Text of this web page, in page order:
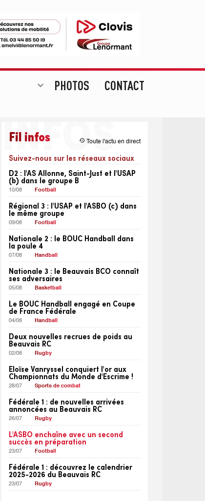
expand_more PHOTOS CONTACT
Fil infos restore Toute l'actu en direct
Suivez-nous sur les réseaux sociaux
D2 : l'AS Allonne, Saint-Just et l'USAP
(b) dans le groupe B
10/08 Football
Régional 3 : l'USAP et l'ASBO (c) dans
le même groupe
09/08 Football
Nationale 2 : le BOUC Handball dans
la poule 4
07/08 Handball
Nationale 3 : le Beauvais BCO connaît
ses adversaires
05/08 Basketball
Le BOUC Handball engagé en Coupe
de France Fédérale
04/08 Handball
Deux nouvelles recrues de poids au
Beauvais RC
02/08 Rugby
Eloïse Vanryssel conquiert l'or aux
Championnats du Monde d'Escrime !
28/07 Sports de combat
Fédérale 1 : de nouvelles arrivées
annoncées au Beauvais RC
26/07 Rugby
L'ASBO enchaîne avec un second
succès en préparation
23/07 Football
Fédérale 1 : découvrez le calendrier
2025-2026 du Beauvais RC
23/07 Rugby